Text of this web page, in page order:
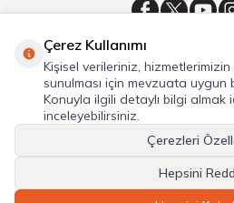
Çayın büyülü dünyasına hoş geldiniz!
hayallerini süsleyenMahmood Tea
Seylan Çayı'nın benzersiz lezzetiyle
baştan yaşayın. Dökme çayın gizemli
ferahlığı arasında kaybolmaya ne
Marka denildiğinde akla gelen ilk isim olan
lezzetin bir arada yaşayın. Sonsepet'in
size özeldir. En taze çay yaprakları, en
Kategoriler
Hızlı Erişim
Hakkımızda
© Sonsepet 2026 -Tüm
Çerez Kullanımı
Kişisel verileriniz,
sunulması için mevzuata uygun
Konuyla ilgili detaylı bilgi almak
inceleyebilirsiniz.
Çerezleri
Hepsini